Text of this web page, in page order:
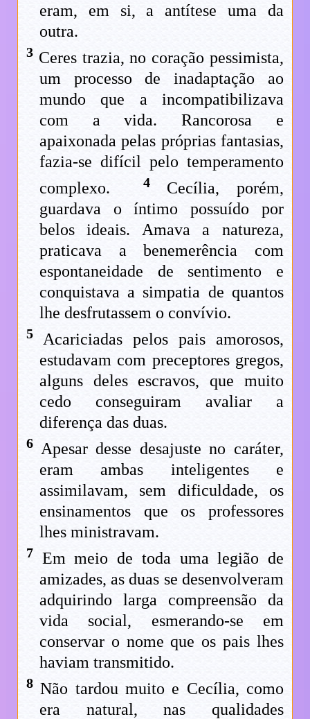
eram, em si, a antítese uma da
outra.
3 Ceres trazia, no coração pessimista,
um processo de inadaptação ao
mundo que a incompatibilizava
com a vida. Rancorosa e
apaixonada pelas próprias fantasias,
fazia-se difícil pelo temperamento
complexo.
4Cecília, porém,
guardava o íntimo possuído por
belos ideais. Amava a natureza,
praticava a benemerência com
espontaneidade de sentimento e
conquistava a simpatia de quantos
lhe desfrutassem o convívio.
5 Acariciadas pelos pais amorosos,
estudavam com preceptores gregos,
alguns deles escravos, que muito
cedo conseguiram avaliar a
diferença das duas.
6 Apesar desse desajuste no caráter,
eram ambas inteligentes e
assimilavam, sem dificuldade, os
ensinamentos que os professores
lhes ministravam.
7 Em meio de toda uma legião de
amizades, as duas se desenvolveram
adquirindo larga compreensão da
vida social, esmerando-se em
conservar o nome que os pais lhes
haviam transmitido.
8 Não tardou muito e Cecília, como
era natural, nas qualidades